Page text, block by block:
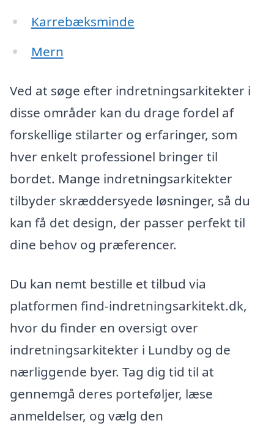
Karrebæksminde
Mern
Ved at søge efter indretningsarkitekter i
disse områder kan du drage fordel af
forskellige stilarter og erfaringer, som
hver enkelt professionel bringer til
bordet. Mange indretningsarkitekter
tilbyder skræddersyede løsninger, så du
kan få det design, der passer perfekt til
dine behov og præferencer.
Du kan nemt bestille et tilbud via
platformen find-indretningsarkitekt.dk,
hvor du finder en oversigt over
indretningsarkitekter i Lundby og de
nærliggende byer. Tag dig tid til at
gennemgå deres porteføljer, læse
anmeldelser, og vælg den